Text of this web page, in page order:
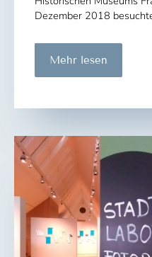
Dezember 2018
Damenwahl
Frankfurt
Mehr lesen